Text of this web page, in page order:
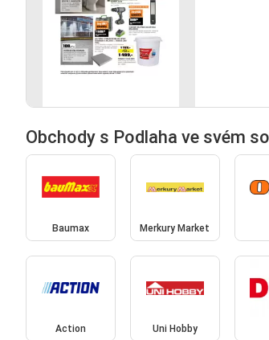
Obchody s Podlaha ve svém
Baumax Merkury Market
Action Uni Hobby